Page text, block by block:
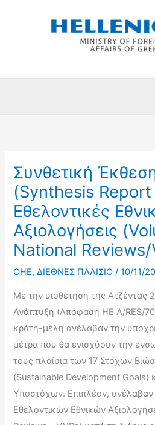
Συνθετική
(Synthesis
Εθελοντικές
Αξιολογήσεις
National Reviews/
OHE,ΔΙΕΘΝΕΣ ΠΛΑΙΣΙΟ /10/11/
Με την υιοθέτηση της Ατζέντας
Ανάπτυξη (Απόφαση ΗΕ A/RES/
κράτη-μέλη ανέλαβαν την
μέτρα που θα ενισχύουν την
τους πλαίσια των 17 Στόχων
(Sustainable Development Goals)
Υποστόχων. Επιπλέον, ανέλαβαν
Εθελοντικών Εθνικών